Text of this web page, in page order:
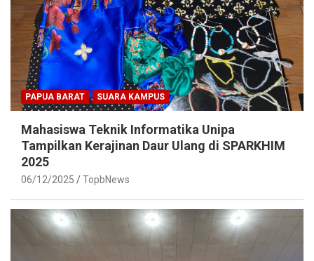
PAPUA BARAT SUARA KAMPUS
Mahasiswa Teknik Informatika Unipa
Tampilkan Kerajinan Daur Ulang di SPARKHIM
2025
06/12/2025 TopbNews